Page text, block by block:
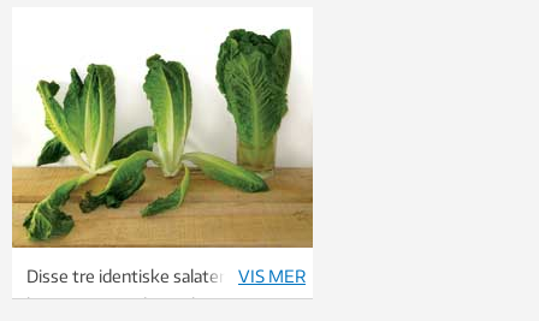
Disse tre identiske salatene ble
levert samme dag og lagret i ti
VIS MER